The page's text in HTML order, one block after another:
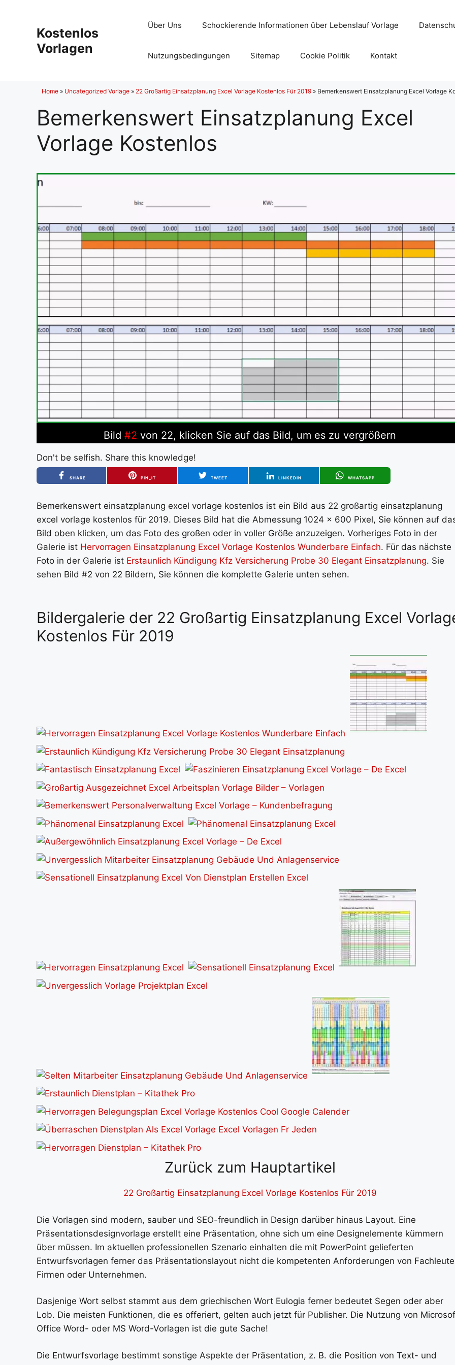
Kostenlos
Vorlagen
Über Uns Schockierende Informationen über Lebenslauf Vorlage
Nutzungsbedingungen Sitemap Cookie Politik Kontakt
Home » Uncategorized Vorlage » 22 Großartig Einsatzplanung Excel Vorlage Kostenlos Für 2019 » Bemerkenswert Einsatzplanung Excel Vorlage
Bemerkenswert Einsatzplanung Excel
Vorlage Kostenlos
Bild #2 von 22, klicken Sie auf das Bild, um es zu vergrößern
Don't be selfish. Share this knowledge!
SHARE PIN_IT TWEET LINKEDIN WHATSAPP
Bemerkenswert einsatzplanung excel vorlage kostenlos ist ein Bild aus 22 großartig einsatzplanung
excel vorlage kostenlos für 2019. Dieses Bild hat die Abmessung 1024 x 600 Pixel, Sie können auf
Bild oben klicken, um das Foto des großen oder in voller Größe anzuzeigen. Vorheriges Foto in der
Galerie ist Hervorragen Einsatzplanung Excel Vorlage Kostenlos Wunderbare Einfach. Für das nächste
Foto in der Galerie ist Erstaunlich Kündigung Kfz Versicherung Probe 30 Elegant Einsatzplanung. Sie
sehen Bild #2 von 22 Bildern, Sie können die komplette Galerie unten sehen.
Bildergalerie der 22 Großartig Einsatzplanung Excel
Kostenlos Für 2019
Zurück zum Hauptartikel
22 Großartig Einsatzplanung Excel Vorlage Kostenlos Für 2019
Die Vorlagen sind modern, sauber und SEO-freundlich in Design darüber hinaus Layout. Eine
Präsentationsdesignvorlage erstellt eine Präsentation, ohne sich um eine Designelemente kümmern
über müssen. Im aktuellen professionellen Szenario einhalten die mit PowerPoint gelieferten
Entwurfsvorlagen ferner das Präsentationslayout nicht die kompetenten Anforderungen von
Firmen oder Unternehmen.
Dasjenige Wort selbst stammt aus dem griechischen Wort Eulogia ferner bedeutet Segen oder aber
Lob. Die meisten Funktionen, die es offeriert, gelten auch jetzt für Publisher. Die Nutzung von
Office Word- oder MS Word-Vorlagen ist die gute Sache!
Die Entwurfsvorlage bestimmt sonstige Aspekte der Präsentation, z. B. die Position von Text- und